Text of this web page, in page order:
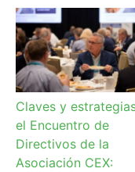
Claves y
el Encuentro de
Directivos de la
Asociación CEX: